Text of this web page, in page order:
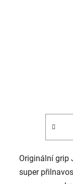
Originální grip
super